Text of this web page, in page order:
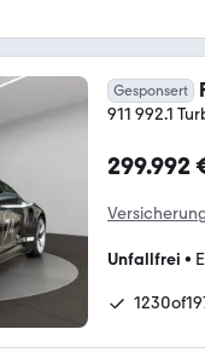
Gesponsert
911 992.1
299.992
Unfallfrei •